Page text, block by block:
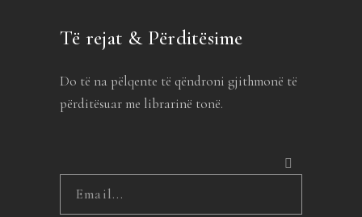
Të rejat & Përditësime
Do të na pëlqente të qëndroni gjithmonë të
përditësuar me librarinë tonë.